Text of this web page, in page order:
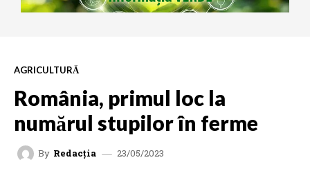
AGRICULTURĂ
România, primul loc la
numărul stupilor în ferme
By Redacția 23/05/2023